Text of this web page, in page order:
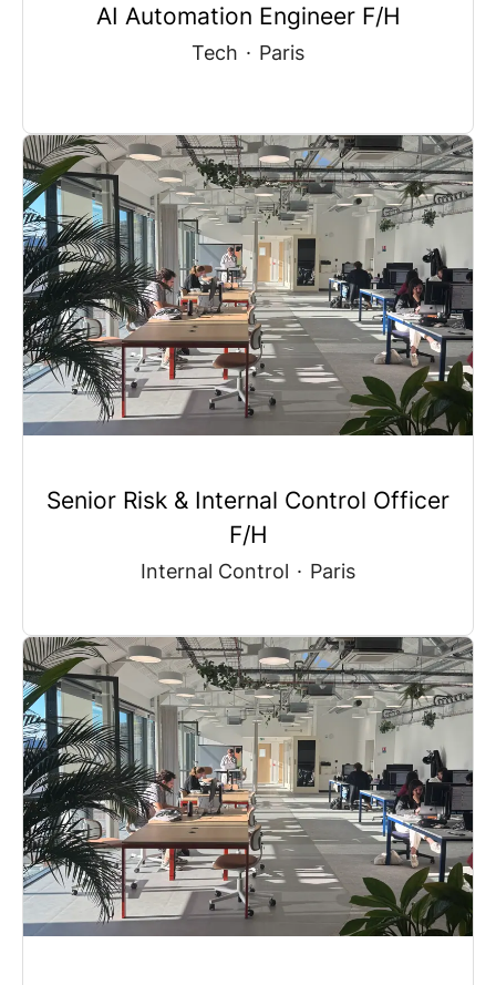
AI Automation Engineer F/H
Tech · Paris
Senior Risk & Internal Control Officer
F/H
Internal Control · Paris